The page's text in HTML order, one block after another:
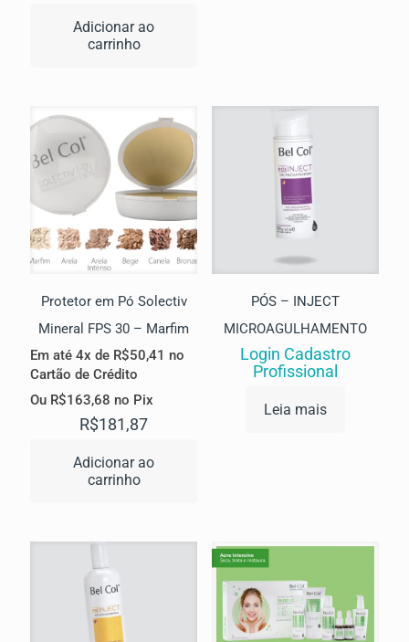
Adicionar ao
carrinho
Protetor em Pó Solectiv
Mineral FPS 30 – Marfim
Em até 4x de R$50,41 no
Cartão de Crédito
Ou R$163,68 no Pix
R$181,87
Adicionar ao
carrinho
PÓS – INJECT
MICROAGULHAMENTO
Login Cadastro
Profissional
Leia mais